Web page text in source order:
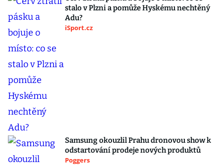
stalo v Plzni a pomůže Hyskému nechtěný
Adu?
iSport.cz
Samsung okouzlil Prahu dronovou show k
odstartování prodeje nových produktů
Poggers